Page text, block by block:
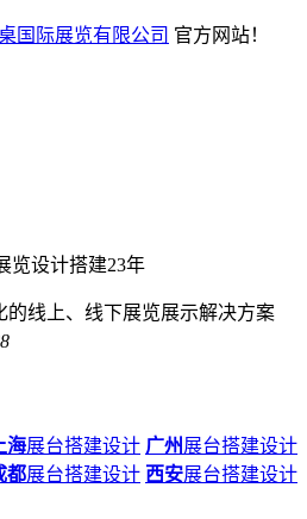
国际展览有限公司 官方网站！
览设计搭建23年
的线上、线下展览展示解决方案
海展台搭建设计 广州展台搭建设计
都展台搭建设计 西安展台搭建设计